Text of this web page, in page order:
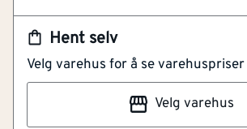
Hent selv
Velg varehus for å se
Velg varehus
Kompakt og kraftig
for beste nøyaktighet.Libellsystem
for beste lesbarhet.Forsterkede
maksimal holdekraft (kun magnetiske
Elektronisk Nei
Antall libeller [stk]